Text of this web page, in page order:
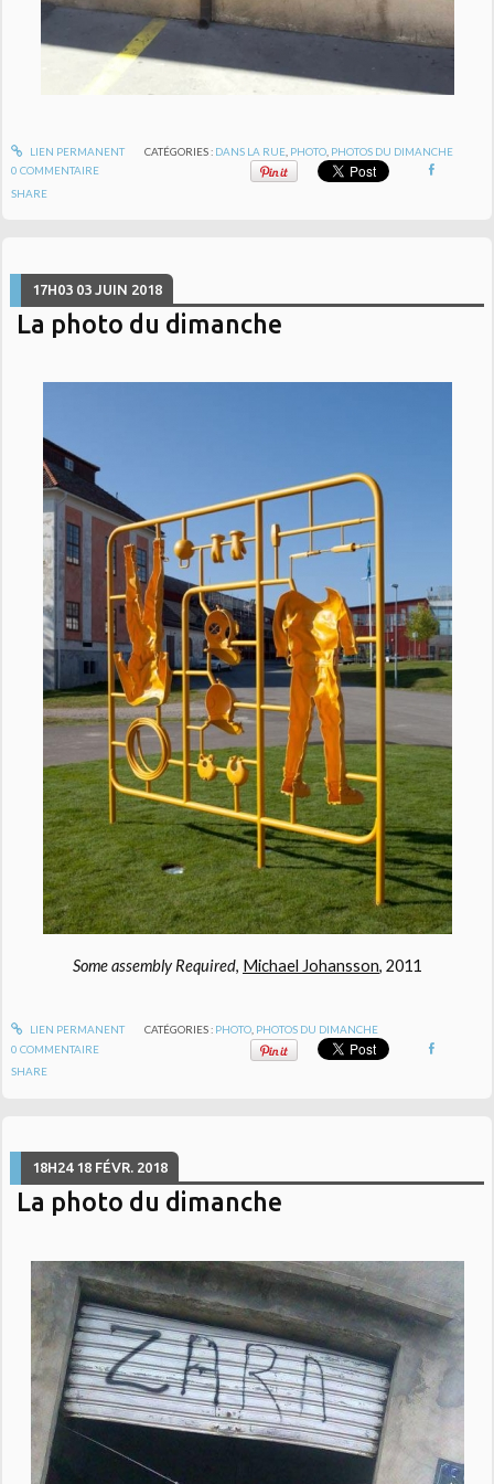
LIEN PERMANENT CATÉGORIES : DANS LA RUE, PHOTO, PHOTOS DU DIMANCHE
0 COMMENTAIRE
SHARE
17H03 03 JUIN 2018
La photo du dimanche
Some assembly Required, Michael Johansson, 2011
LIEN PERMANENT CATÉGORIES : PHOTO, PHOTOS DU DIMANCHE
0 COMMENTAIRE
SHARE
18H24 18 FÉVR. 2018
La photo du dimanche